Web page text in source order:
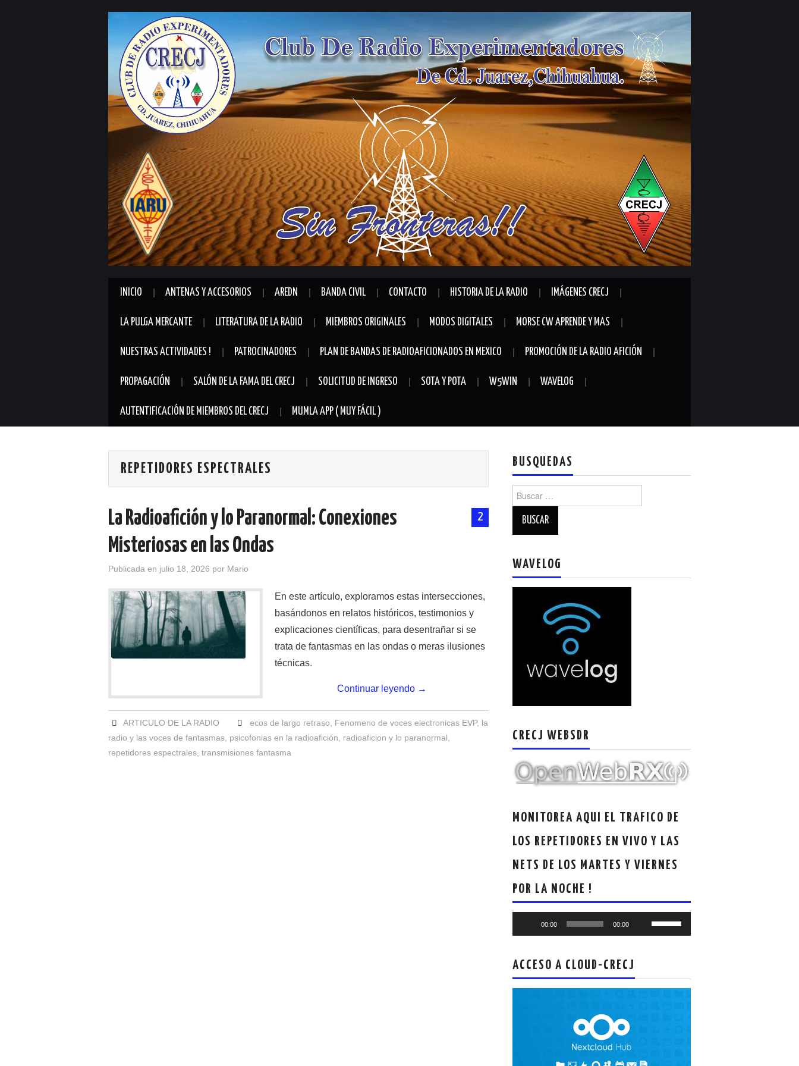
INICIO ANTENAS Y ACCESORIOS AREDN BANDA CIVIL CONTACTO HISTORIA DE LA RADIO IMÁGENES CRECJ
LA PULGA MERCANTE LITERATURA DE LA RADIO MIEMBROS ORIGINALES MODOS DIGITALES MORSE CW APRENDE Y MAS
NUESTRAS ACTIVIDADES ! PATROCINADORES PLAN DE BANDAS DE RADIOAFICIONADOS EN MEXICO PROMOCIÓN DE LA RADIO AFICIÓN
PROPAGACIÓN SALÓN DE LA FAMA DEL CRECJ SOLICITUD DE INGRESO SOTA Y POTA W5WIN WAVELOG
AUTENTIFICACIÓN DE MIEMBROS DEL CRECJ MUMLA APP ( MUY FÁCIL )
REPETIDORES ESPECTRALES
2
La Radioafición y lo Paranormal: Conexiones
Misteriosas en las Ondas
Publicada en julio 18, 2026 por Mario
En este artículo, exploramos estas intersecciones,
basándonos en relatos históricos, testimonios y
explicaciones científicas, para desentrañar si se
trata de fantasmas en las ondas o meras ilusiones
técnicas.
Continuar leyendo →
ARTICULO DE LA RADIO ecos de largo retraso Fenomeno de voces electronicas EVP, la
radio y las voces de fantasmas psicofonias en la radioafición radioaficion y lo paranormal
repetidores espectrales transmisiones fantasma
BUSQUEDAS
WAVELOG
CRECJ WEBSDR
MONITOREA AQUI EL TRAFICO DE
LOS REPETIDORES EN VIVO Y LAS
NETS DE LOS MARTES Y VIERNES
POR LA NOCHE !
de
00:00 00:00
las
flecha
ACCESO A CLOUD-CRECJ